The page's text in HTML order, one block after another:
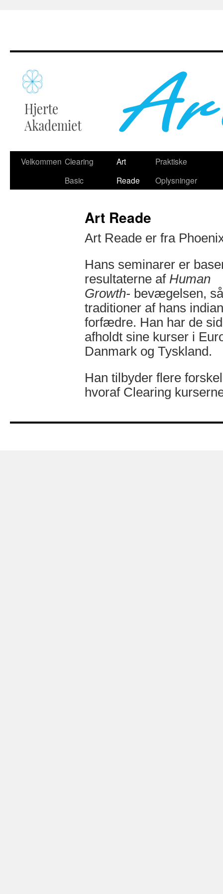
Hop
Velkommen Clearing
Basic
Art
Reade
Praktiske
Oplysninger
Art Reade
Art Reade er fra
Hans seminarer er
resultaterne af Human
Growth- bevægelsen,
traditioner af hans
forfædre. Han har de
afholdt sine kurser i
Danmark og Tyskland.
Han tilbyder flere
hvoraf Clearing